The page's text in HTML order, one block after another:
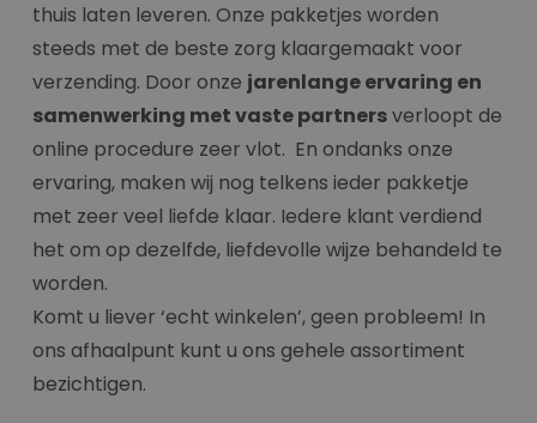
thuis laten leveren. Onze pakketjes worden
steeds met de beste zorg klaargemaakt voor
verzending. Door onze jarenlange ervaring en
samenwerking met vaste partnersverloopt de
online procedure zeer vlot. En ondanks onze
ervaring, maken wij nog telkens ieder pakketje
met zeer veel liefde klaar. Iedere klant verdiend
het om op dezelfde, liefdevolle wijze behandeld te
worden.
Komt u liever ‘echt winkelen’, geen probleem! In
ons afhaalpunt kunt u ons gehele assortiment
bezichtigen.